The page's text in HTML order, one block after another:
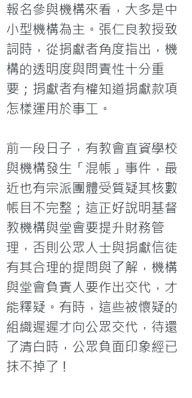
報名參與機構來看，大多是中
小型機構為主。張仁良教授致
詞時，從捐獻者角度指出，機
構的透明度與問責性十分重
要；捐獻者有權知道捐獻款項
怎樣運用於事工。
前一段日子，有教會直資學校
與機構發生「混帳」事件，最
近也有宗派團體受質疑其核數
帳目不完整；這正好說明基督
教機構與堂會要提升財務管
理，否則公眾人士與捐獻信徒
有其合理的提問與了解，機構
與堂會負責人要作出交代，才
能釋疑。有時，這些被懷疑的
組織遲遲才向公眾交代，待還
了清白時，公眾負面印象經已
抹不掉了 !